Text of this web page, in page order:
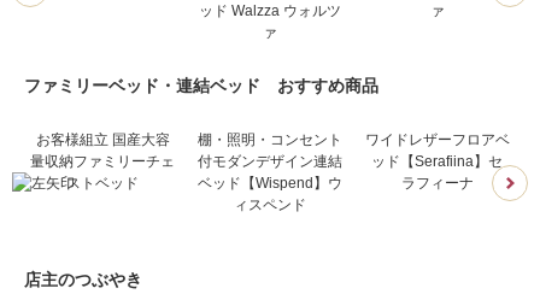
ッド Walzza ウォルツ
ァ
ァ
ファミリーベッド・連結ベッド おすすめ商品
お客様組立 国産大容
量収納ファミリーチェ
ストベッド
棚・照明・コンセント
付モダンデザイン連結
ベッド【Wispend】ウ
ィスペンド
ワイドレザーフロアベ
ッド【Serafiina】セ
ラフィーナ
店主のつぶやき